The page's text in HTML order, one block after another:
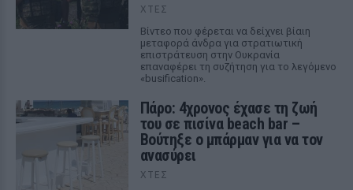
ΧΤΕΣ
Βίντεο που φέρεται να δείχνει βίαιη
μεταφορά άνδρα για στρατιωτική
επιστράτευση στην Ουκρανία
επαναφέρει τη συζήτηση για το λεγόμενο
«busification».
Πάρο: 4χρονος έχασε τη ζωή
του σε πισίνα beach bar –
Βούτηξε ο μπάρμαν για να τον
ανασύρει
ΧΤΕΣ